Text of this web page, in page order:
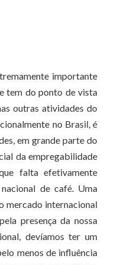
importante
tem do ponto de vista
outras atividades do
no Brasil, é
em grande parte do
da empregabilidade
falta efetivamente
de café. Uma
mercado internacional
presença da nossa
devíamos ter um
menos de influência